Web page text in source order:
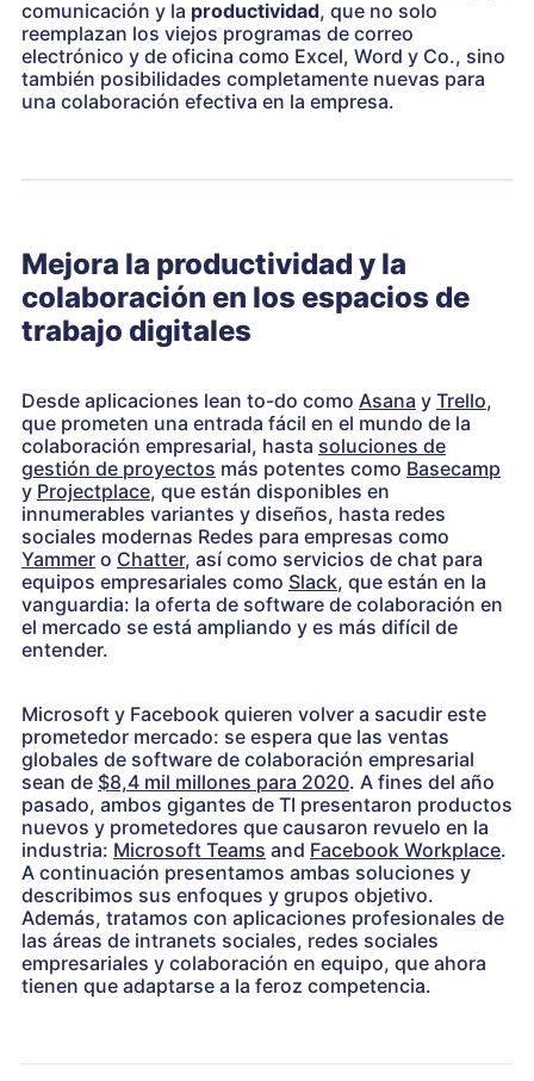
comunicación y la productividad, que no solo
reemplazan los viejos programas de correo
electrónico y de oficina como Excel, Word y Co., sino
también posibilidades completamente nuevas para
una colaboración efectiva en la empresa.
Mejora la productividad y la
colaboración en los espacios de
trabajo digitales
Desde aplicaciones lean to-do como Asana y Trello,
que prometen una entrada fácil en el mundo de la
colaboración empresarial, hasta soluciones de
gestión de proyectos más potentes como Basecamp
y Projectplace, que están disponibles en
innumerables variantes y diseños, hasta redes
sociales modernas Redes para empresas como
Yammer o Chatter, así como servicios de chat para
equipos empresariales como Slack, que están en la
vanguardia: la oferta de software de colaboración en
el mercado se está ampliando y es más difícil de
entender.
Microsoft y Facebook quieren volver a sacudir este
prometedor mercado: se espera que las ventas
globales de software de colaboración empresarial
sean de $8,4 mil millones para 2020. A fines del año
pasado, ambos gigantes de TI presentaron productos
nuevos y prometedores que causaron revuelo en la
industria: Microsoft Teams and Facebook Workplace.
A continuación presentamos ambas soluciones y
describimos sus enfoques y grupos objetivo.
Además, tratamos con aplicaciones profesionales de
las áreas de intranets sociales, redes sociales
empresariales y colaboración en equipo, que ahora
tienen que adaptarse a la feroz competencia.